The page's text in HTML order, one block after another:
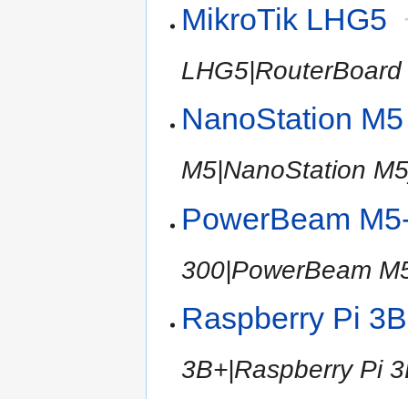
MikroTik LHG5
NanoStation M5
M5|NanoStation
PowerBeam
300|PowerBeam
Raspberry Pi
3B+|Raspberry Pi